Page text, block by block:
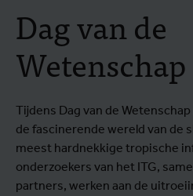
Dag van de
Tijdens Dag van de
de fascinerende wereld van de
meest hardnekkige tropische
onderzoekers van het ITG,
partners, werken aan de